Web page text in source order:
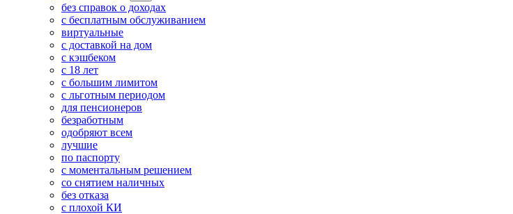
без справок о доходах
с бесплатным обслуживанием
виртуальные
с доставкой на дом
с кэшбеком
с 18 лет
с большим лимитом
с льготным периодом
для пенсионеров
безработным
одобряют всем
лучшие
по паспорту
с моментальным решением
со снятием наличных
без отказа
с плохой КИ